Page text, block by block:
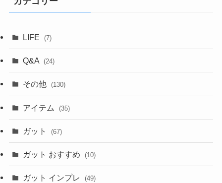
LIFE (7)
Q&A (24)
その他 (130)
アイテム (35)
ガット (67)
ガット おすすめ (10)
ガット インプレ (49)